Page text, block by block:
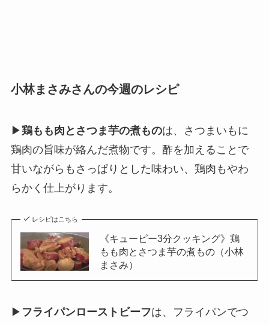
小林まさみさんの今週のレシピ
▶鶏もも肉とさつま芋の煮ものは、さつまいもに
鶏肉の旨味が絡んだ煮物です。酢を加えることで
甘いながらもさっぱりとした味わい、鶏肉もやわ
らかく仕上がります。
レシピはこちら
《キューピー3分クッキング》鶏
もも肉とさつま芋の煮もの（小林
まさみ）
▶ フライパンローストビーフは、フライパンでつ